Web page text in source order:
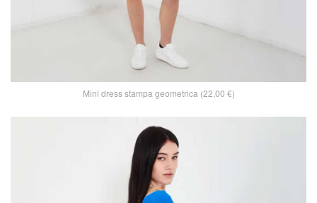
Mini dress stampa geometrica (22,00 €)